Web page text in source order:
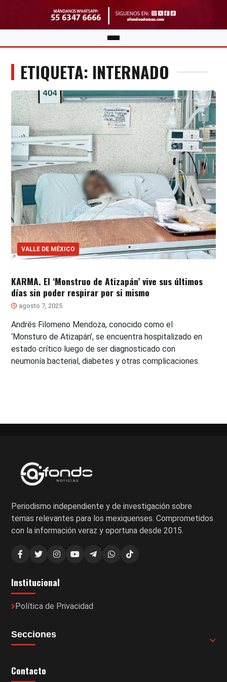
ETIQUETA: INTERNADO
VALLE DE MÉXICO
KARMA. El ‘Monstruo de Atizapán’ vive sus últimos
días sin poder respirar por si mismo
agosto 7, 2025
Andrés Filomeno Mendoza, conocido como el
‘Monsturo de Atizapán’, se encuentra hospitalizado en
estado crítico luego de ser diagnosticado con
neumonía bacterial, diabetes y otras complicaciones.
Periodismo independiente y de investigación sobre
temas relevantes para los mexiquenses. Comprometidos
con la información veraz y oportuna desde 2015.
Institucional
Política de Privacidad
Secciones
Contacto